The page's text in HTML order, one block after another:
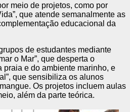
meio de projetos, como por
que atende semanalmente as
educacional da
de estudantes mediante
o Mar”, que desperta o
praia e do ambiente marinho, e
que sensibiliza os alunos
Os projetos incluem aulas
além da parte teórica.